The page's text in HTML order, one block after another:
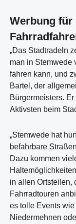
Werbung für
„Das Stadtradeln
man in Stemwede
fahren kann, und
Bartel, der
Bürgermeisters.
Aktivsten beim
„Stemwede hat
befahrbare
Dazu kommen
in allen Ortsteilen,
Fahrradtouren
es tolle Events
Niedermehnen